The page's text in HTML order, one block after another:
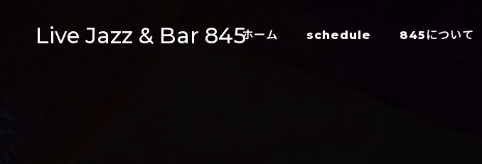
Live Jazz & Bar 845ホーム schedule 845について